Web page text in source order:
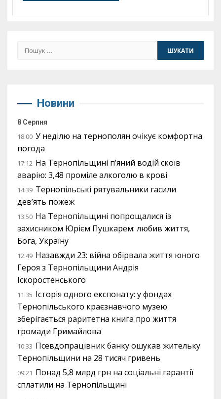
Пошук:
Новини
8 Серпня
18:00 У неділю на тернополян очікує комфортна
погода
17:12 На Тернопільщині п’яний водій скоїв
аварію: 3,48 проміле алкоголю в крові
14:39 Тернопільські рятувальники гасили
дев’ять пожеж
13:50 На Тернопільщині попрощалися із
захисником Юрієм Пушкарем: любив життя,
Бога, Україну
12:49 Назавжди 23: війна обірвала життя юного
Героя з Тернопільщини Андрія
Іскоростенського
11:35 Історія одного експонату: у фондах
Тернопільського краєзнавчого музею
зберігається раритетна книга про життя
громади Гримайлова
10:33 Псевдопрацівник банку ошукав жительку
Тернопільщини на 28 тисяч гривень
09:21 Понад 5,8 млрд грн на соціальні гарантії
сплатили на Тернопільщині